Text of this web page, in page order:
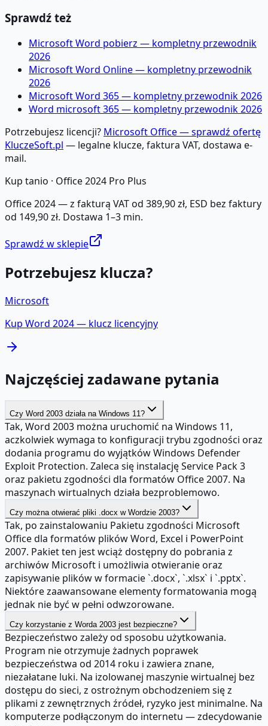
Sprawdź też
Microsoft Word pobierz — kompletny przewodnik
2026
Microsoft Word Online — kompletny przewodnik
2026
Microsoft Word 365 — kompletny przewodnik 2026
Word microsoft 365 — kompletny przewodnik 2026
Potrzebujesz licencji? Microsoft Office — sprawdź ofertę
KluczeSoft.pl — legalne klucze, faktura VAT, dostawa e-
mail.
Kup tanio · Office 2024 Pro Plus
Office 2024 — z fakturą VAT od 389,90 zł, ESD bez faktury
od 149,90 zł. Dostawa 1–3 min.
Sprawdź w sklepie
Potrzebujesz klucza?
Microsoft
Kup Word 2024— klucz licencyjny
Najczęściej zadawane pytania
Czy Word 2003 działa na Windows 11?
Tak, Word 2003 można uruchomić na Windows 11,
aczkolwiek wymaga to konfiguracji trybu zgodności oraz
dodania programu do wyjątków Windows Defender
Exploit Protection. Zaleca się instalację Service Pack 3
oraz pakietu zgodności dla formatów Office 2007. Na
maszynach wirtualnych działa bezproblemowo.
Czy można otwierać pliki .docx w Wordzie 2003?
Tak, po zainstalowaniu Pakietu zgodności Microsoft
Office dla formatów plików Word, Excel i PowerPoint
2007. Pakiet ten jest wciąż dostępny do pobrania z
archiwów Microsoft i umożliwia otwieranie oraz
zapisywanie plików w formacie `.docx`, `.xlsx` i `.pptx`.
Niektóre zaawansowane elementy formatowania mogą
jednak nie być w pełni odwzorowane.
Czy korzystanie z Worda 2003 jest bezpieczne?
Bezpieczeństwo zależy od sposobu użytkowania.
Program nie otrzymuje żadnych poprawek
bezpieczeństwa od 2014 roku i zawiera znane,
niezałatane luki. Na izolowanej maszynie wirtualnej bez
dostępu do sieci, z ostrożnym obchodzeniem się z
plikami z zewnętrznych źródeł, ryzyko jest minimalne. Na
komputerze podłączonym do internetu — zdecydowanie